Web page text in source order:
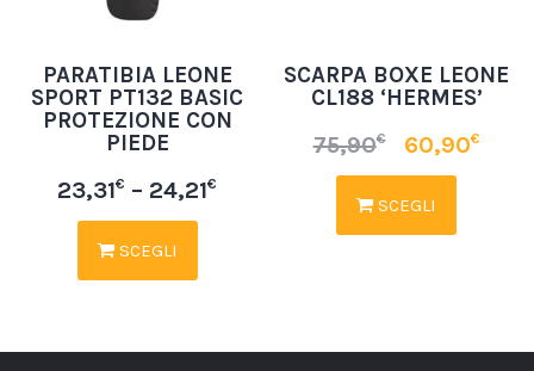
PARATIBIA LEONE
SPORT PT132 BASIC
PROTEZIONE CON
PIEDE
23,31€ – 24,21€
SCEGLI
SCARPA BOXE LEONE
CL188 ‘HERMES’
75,90€ 60,90€
SCEGLI